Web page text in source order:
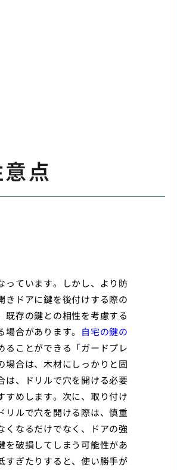
点
っています。しかし、より防
きドアに鍵を後付けする際の
存の鍵との相性を考慮する
合があります。 自宅の鍵の
ることができる「ガードプレ
場合は、木材にしっかりと固
は、ドリルで穴を開ける必要
すめします。次に、取り付け
リルで穴を開ける際は、慎重
くなるだけでなく、ドアの強
を破損してしまう可能性があ
すぎたりすると、使い勝手が